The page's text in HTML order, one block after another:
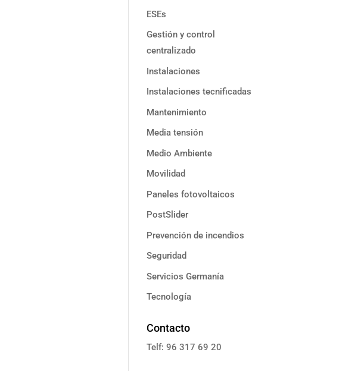
ESEs
Gestión y control
centralizado
Instalaciones
Instalaciones tecnificadas
Mantenimiento
Media tensión
Medio Ambiente
Movilidad
Paneles fotovoltaicos
PostSlider
Prevención de incendios
Seguridad
Servicios Germanía
Tecnología
Contacto
Telf: 96 317 69 20